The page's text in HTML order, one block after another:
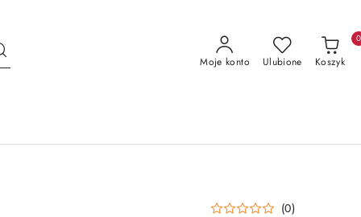
Moje konto Ulubione Koszyk
0
(0)